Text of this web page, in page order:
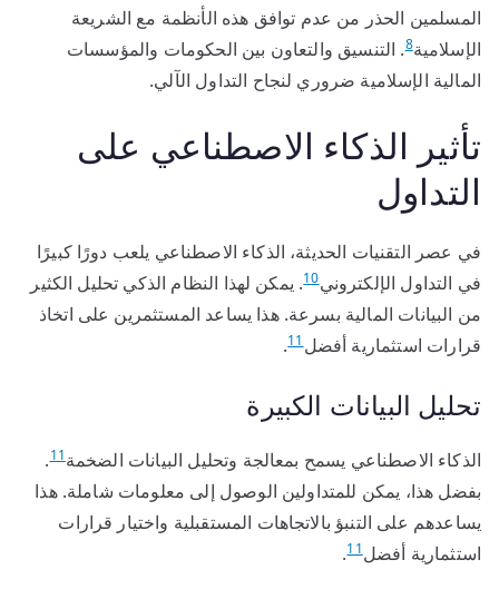
المسلمين الحذر من عدم توافق هذه الأنظمة مع الشريعة
الإسلامية8. التنسيق والتعاون بين الحكومات والمؤسسات
المالية الإسلامية ضروري لنجاح التداول الآلي.
تأثير الذكاء الاصطناعي على
التداول
في عصر التقنيات الحديثة، الذكاء الاصطناعي يلعب دورًا كبيرًا
في التداول الإلكتروني10. يمكن لهذا النظام الذكي تحليل الكثير
من البيانات المالية بسرعة. هذا يساعد المستثمرين على اتخاذ
قرارات استثمارية أفضل11
.
تحليل البيانات الكبيرة
الذكاء الاصطناعي يسمح بمعالجة وتحليل البيانات الضخمة11
.
بفضل هذا، يمكن للمتداولين الوصول إلى معلومات شاملة. هذا
يساعدهم على التنبؤ بالاتجاهات المستقبلية واختيار قرارات
استثمارية أفضل11
.